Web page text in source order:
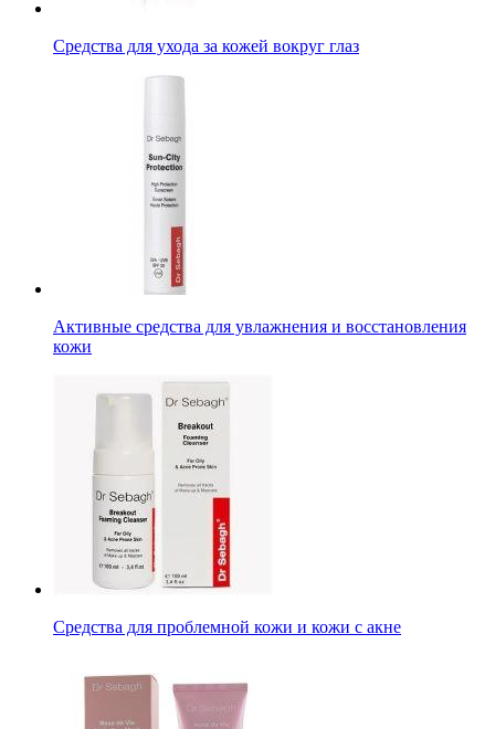
Средства для ухода за кожей вокруг глаз
Активные средства для увлажнения и восстановления
кожи
Средства для проблемной кожи и кожи с акне